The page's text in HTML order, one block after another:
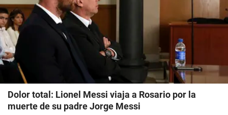
Dolor total: Lionel Messi viaja a Rosario por la
muerte de su padre Jorge Messi